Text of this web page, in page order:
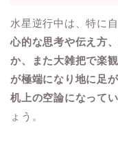
水星逆行中は、特に
心的な思考や伝え方
か、また大雑把で楽
が極端になり地に足
机上の空論になってい
ょう。